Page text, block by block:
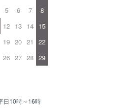
5 6 7
8
12 13 14 15
19 20 21
22
26 27 28 29
日10時～16時